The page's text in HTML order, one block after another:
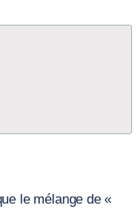
le mélange de «